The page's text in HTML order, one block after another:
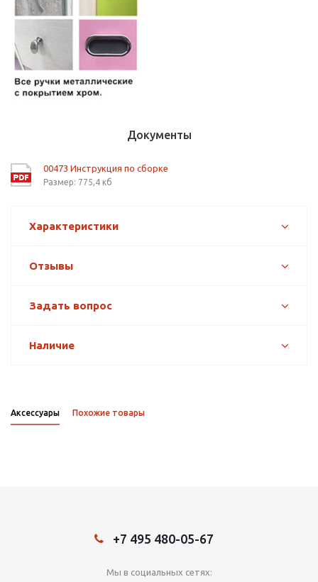
Документы
00473 Инструкция по сборке
Размер: 775,4 кб
Характеристики
Отзывы
Задать вопрос
Наличие
Аксессуары Похожие товары
+7 495 480-05-67
Мы в социальных сетях: